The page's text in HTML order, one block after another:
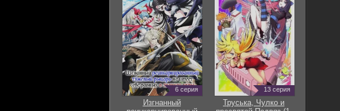
6 серия
Изгнанный
13 серия
Труська, Чулко и